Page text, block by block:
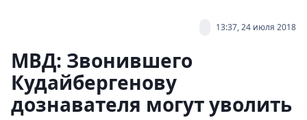
13:37, 24 июля 2018
МВД: Звонившего
Кудайбергенову
дознавателя могут уволить